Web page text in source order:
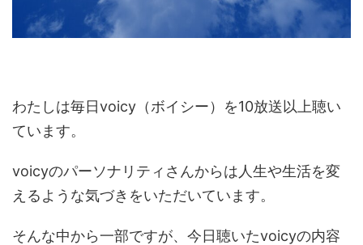
わたしは毎日voicy（ボイシー）を10放送以上聴い
ています。
voicyのパーソナリティさんからは人生や生活を変
えるような気づきをいただいています。
そんな中から一部ですが、今日聴いたvoicyの内容